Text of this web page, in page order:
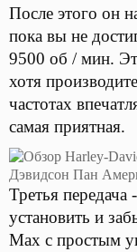
После этого он
пока вы не
9500 об / мин.
хотя
частотах
самая приятная.
Третья
установить и
Max с простым